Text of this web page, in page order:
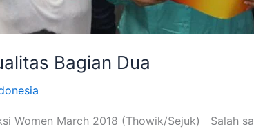
Bagian Dua
Women March 2018 (Thowik/Sejuk) Salah